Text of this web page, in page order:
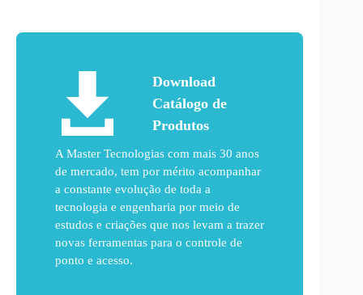
Download
Catálogo de
Produtos
A Master Tecnologias com mais 30 anos
de mercado, tem por mérito acompanhar
a constante evolução de toda a
tecnologia e engenharia por meio de
estudos e criações que nos levam a trazer
novas ferramentas para o controle de
ponto e acesso.